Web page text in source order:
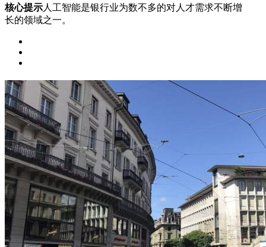
核心提示人工智能是银行业为数不多的对人才需求不断增
长的领域之一。